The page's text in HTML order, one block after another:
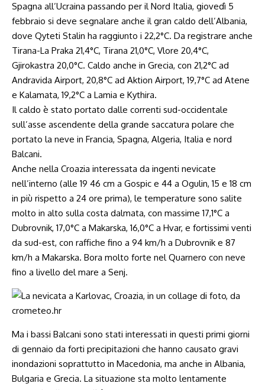
Spagna all’Ucraina passando per il Nord Italia, giovedì 5
febbraio si deve segnalare anche il gran caldo dell’Albania,
dove Qyteti Stalin ha raggiunto i 22,2°C. Da registrare anche
Tirana-La Praka 21,4°C, Tirana 21,0°C, Vlore 20,4°C,
Gjirokastra 20,0°C. Caldo anche in Grecia, con 21,2°C ad
Andravida Airport, 20,8°C ad Aktion Airport, 19,7°C ad Atene
e Kalamata, 19,2°C a Lamia e Kythira.
Il caldo è stato portato dalle correnti sud-occidentale
sull’asse ascendente della grande saccatura polare che
portato la neve in Francia, Spagna, Algeria, Italia e nord
Balcani.
Anche nella Croazia interessata da ingenti nevicate
nell’interno (alle 19 46 cm a Gospic e 44 a Ogulin, 15 e 18 cm
in più rispetto a 24 ore prima), le temperature sono salite
molto in alto sulla costa dalmata, con massime 17,1°C a
Dubrovnik, 17,0°C a Makarska, 16,0°C a Hvar, e fortissimi venti
da sud-est, con raffiche fino a 94 km/h a Dubrovnik e 87
km/h a Makarska. Bora molto forte nel Quarnero con neve
fino a livello del mare a Senj.
Ma i bassi Balcani sono stati interessati in questi primi giorni
di gennaio da forti precipitazioni che hanno causato gravi
inondazioni soprattutto in Macedonia, ma anche in Albania,
Bulgaria e Grecia. La situazione sta molto lentamente